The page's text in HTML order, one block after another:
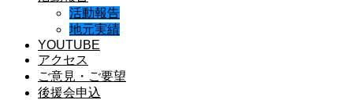
活動報告
地元実績
YOUTUBE
アクセス
ご意見・ご要望
後援会申込